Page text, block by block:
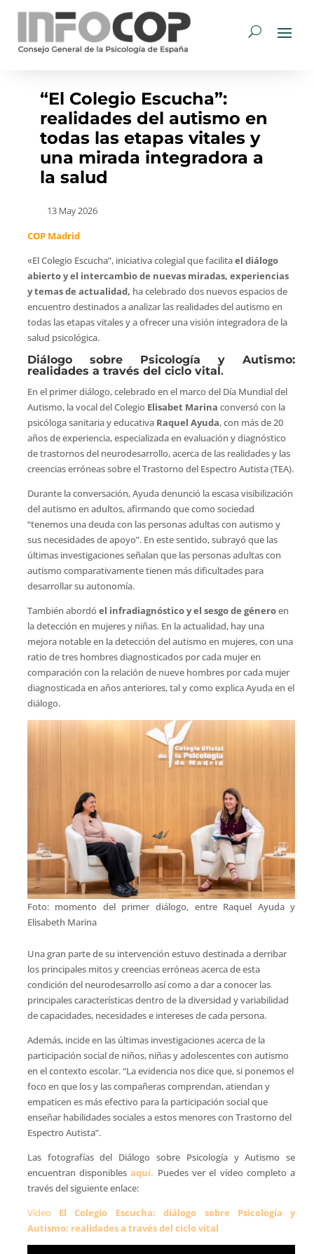
“El Colegio Escucha”:
realidades del autismo en
todas las etapas vitales y
una mirada integradora a
la salud
13 May 2026
COP Madrid
«El Colegio Escucha”, iniciativa colegial que facilitael diálogo
abierto y el intercambio de nuevas miradas, experiencias
y temas de actualidad, ha celebrado dos nuevos espacios de
encuentro destinados a analizar las realidades del autismo en
todas las etapas vitales y a ofrecer una visión integradora de la
salud psicológica.
Diálogo sobre Psicología y Autismo:
realidades a través del ciclo vital.
En el primer diálogo, celebrado en el marco del Día Mundial del
Autismo, la vocal del Colegio Elisabet Marina conversó con la
psicóloga sanitaria y educativa Raquel Ayuda, con más de 20
años de experiencia, especializada en evaluación y diagnóstico
de trastornos del neurodesarrollo, acerca de las realidades y las
creencias erróneas sobre el Trastorno del Espectro Autista (TEA).
Durante la conversación, Ayuda denunció la escasa visibilización
del autismo en adultos, afirmando que como sociedad
“tenemos una deuda con las personas adultas con autismo y
sus necesidades de apoyo”. En este sentido, subrayó que las
últimas investigaciones señalan que las personas adultas con
autismo comparativamente tienen más dificultades para
desarrollar su autonomía.
También abordóel infradiagnóstico y el sesgo de géneroen
la detección en mujeres y niñas. En la actualidad, hay una
mejora notable en la detección del autismo en mujeres, con una
ratio de tres hombres diagnosticados por cada mujer en
comparación con la relación de nueve hombres por cada mujer
diagnosticada en años anteriores, tal y como explica Ayuda en el
diálogo.
Foto: momento del primer diálogo, entre Raquel Ayuda y
Elisabeth Marina
Una gran parte de su intervención estuvo destinada a derribar
los principales mitos y creencias erróneas acerca de esta
condición del neurodesarrollo así como a dar a conocer las
principales características dentro de la diversidad y variabilidad
de capacidades, necesidades e intereses de cada persona.
Además, incide en las últimas investigaciones acerca de la
participación social de niños, niñas y adolescentes con autismo
en el contexto escolar. “La evidencia nos dice que, si ponemos el
foco en que los y las compañeras comprendan, atiendan y
empaticen es más efectivo para la participación social que
enseñar habilidades sociales a estos menores con Trastorno del
Espectro Autista”.
Las fotografías del Diálogo sobre Psicología y Autismo se
encuentran disponiblesaquí. Puedes ver el vídeo completo a
través del siguiente enlace:
Vídeo El Colegio Escucha: diálogo sobre Psicología y
Autismo: realidades a través del ciclo vital